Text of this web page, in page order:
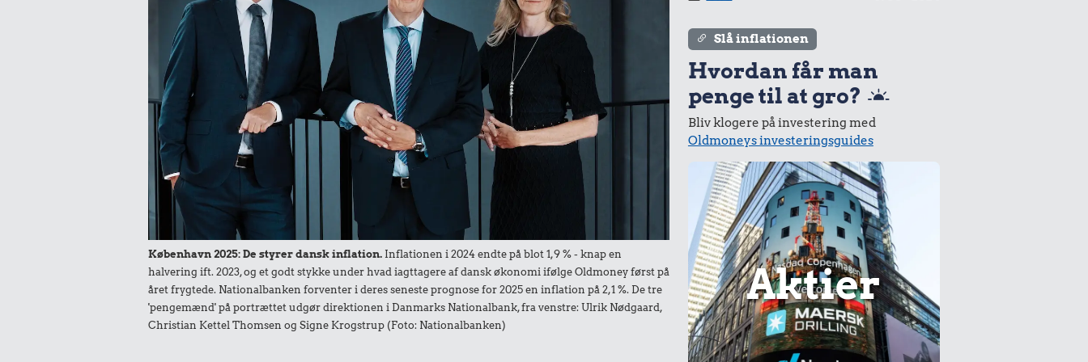
22.561 kr.
2,62 kr.
Rugbrød
2,62 kr.
200 g smør
15 kr.
Sodavand
16 kr.
1 kg sukker
163 kr.
10 liter benzin
35 kr.
1/2 kg hakket
oksekød
København 2025: De styrer dansk inflation. Inflationen i 2024 endte på blot 1,9 % - knap en
halvering ift. 2023, og et godt stykke under hvad iagttagere af dansk økonomi ifølge Oldmoney først på
året frygtede. Nationalbanken forventer i deres seneste prognose for 2025 en inflation på 2,1 %. De tre
'pengemænd' på portrættet udgør direktionen i Danmarks Nationalbank, fra venstre: Ulrik Nødgaard,
Christian Kettel Thomsen og Signe Krogstrup (Foto: Nationalbanken)
Slå inflationen
Hvordan får man
penge til at gro?
Bliv klogere på investering med
Oldmoneys investeringsguides
Aktier